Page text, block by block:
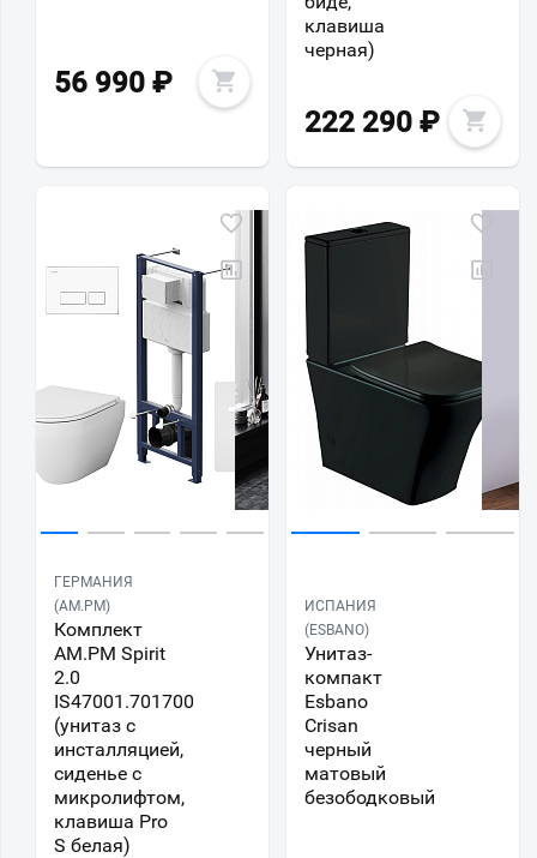
56 990 ₽
клавиша
черная)
222 290 ₽
ГЕРМАНИЯ
(AM.PM)
Комплект
AM.PM Spirit
2.0
IS47001.701700
(унитаз с
инсталляцией,
сиденье с
микролифтом,
клавиша Pro
S белая)
ИСПАНИЯ
(ESBANO)
Унитаз-
компакт
Esbano
Crisan
черный
матовый
безободковый